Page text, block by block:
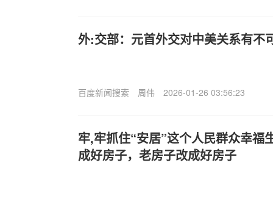
外:交部：元首外交对中美关系有不
百度新闻搜索 周伟 2026-01-26 03:56:23
牢,牢抓住“安居”这个人民群众幸福
成好房子，老房子改成好房子